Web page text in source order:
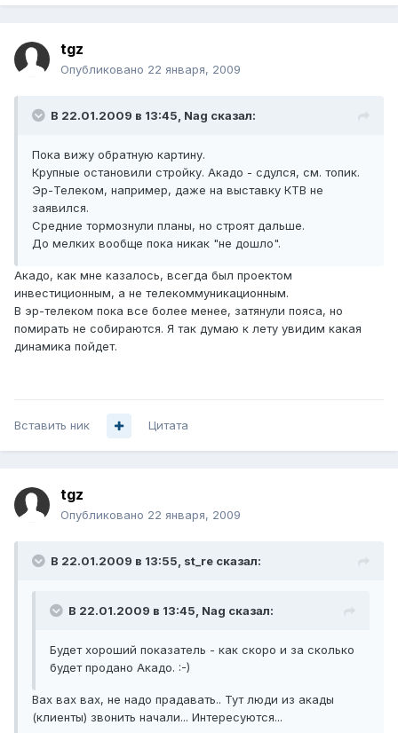
tgz
Опубликовано 22 января, 2009
В 22.01.2009 в 13:45, Nag сказал:
Пока вижу обратную картину.
Крупные остановили стройку. Акадо - сдулся, см. топик.
Эр-Телеком, например, даже на выставку КТВ не
заявился.
Средние тормознули планы, но строят дальше.
До мелких вообще пока никак "не дошло".
Акадо, как мне казалось, всегда был проектом
инвестиционным, а не телекоммуникационным.
В эр-телеком пока все более менее, затянули пояса, но
помирать не собираются. Я так думаю к лету увидим какая
динамика пойдет.
Вставить ник Цитата
tgz
Опубликовано 22 января, 2009
В 22.01.2009 в 13:55, st_re сказал:
В 22.01.2009 в 13:45, Nag сказал:
Будет хороший показатель - как скоро и за сколько
будет продано Акадо. :-)
Вах вах вах, не надо прадавать.. Тут люди из акады
(клиенты) звонить начали... Интересуются...